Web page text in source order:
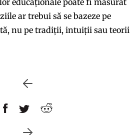
educaționale poate fi măsurat
ar trebui să se bazeze pe
nu pe tradiții, intuiții sau teorii